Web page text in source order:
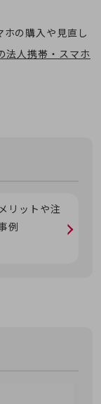
の購入や見直し
法人携帯・スマホ
リットや注
例